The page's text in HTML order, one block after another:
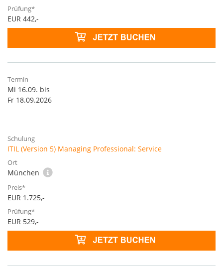
EUR 442,-
Mi 16.09. bis
Fr 18.09.2026
ITIL (Version 5) Managing Professional: Service
München
EUR 1.725,-
EUR 529,-